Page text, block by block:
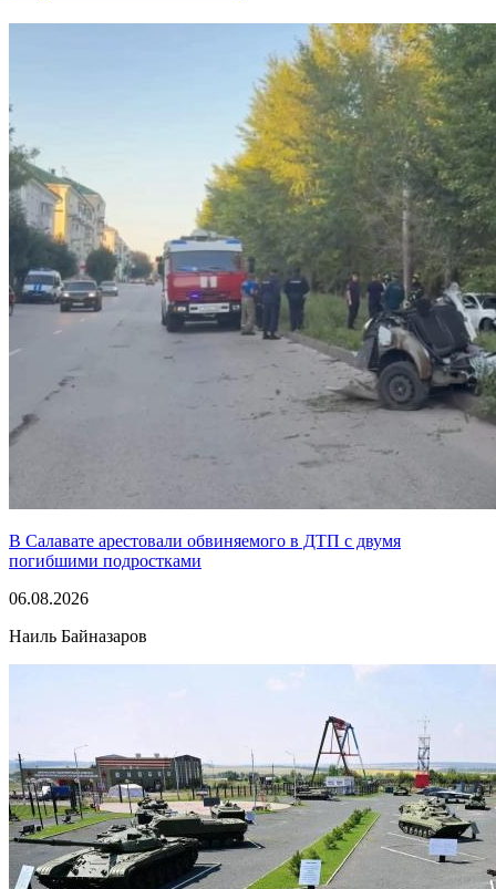
В Салавате арестовали обвиняемого в ДТП с двумя
погибшими подростками
06.08.2026
Наиль Байназаров